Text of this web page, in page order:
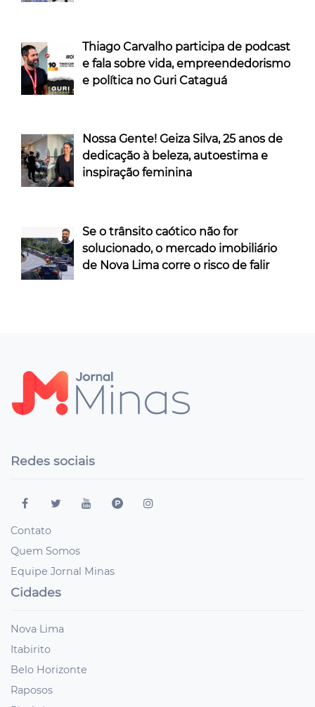
Thiago Carvalho participa de podcast
e fala sobre vida, empreendedorismo
e política no Guri Cataguá
Nossa Gente! Geiza Silva, 25 anos de
dedicação à beleza, autoestima e
inspiração feminina
Se o trânsito caótico não for
solucionado, o mercado imobiliário
de Nova Lima corre o risco de falir
Redes sociais
Contato
Quem Somos
Equipe Jornal Minas
Cidades
Nova Lima
Itabirito
Belo Horizonte
Raposos